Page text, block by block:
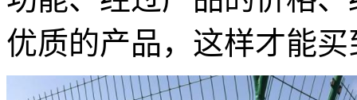
优质的产品，这样才能